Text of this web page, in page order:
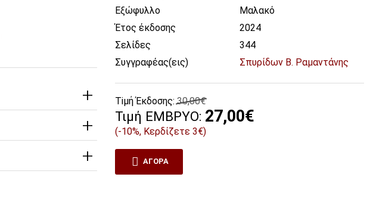
Εξώφυλλο
Μαλακό
Έτος έκδοσης
2024
Σελίδες
344
Συγγραφέας(εις)
Σπυρίδων Β. Ραμαντάνης
Tiμή Έκδοσης:30,00€
Τιμή ΕΜΒΡΥΟ: 27,00€
(-10%, Κερδίζετε 3€)
ΑΓΟΡΆ